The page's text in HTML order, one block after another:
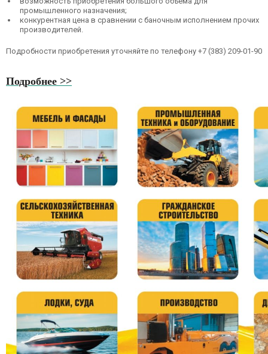
промышленного назначения;
конкурентная цена в сравнении с баночным исполнением прочих
производителей.
Подробности приобретения уточняйте по телефону +7 (383) 209-01-90
Подробнее >>